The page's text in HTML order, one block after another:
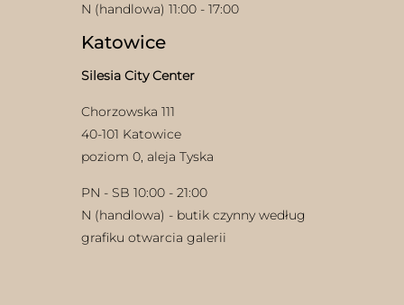
N (handlowa) 11:00 - 17:00
Katowice
Silesia City Center
Chorzowska 111
40-101 Katowice
poziom 0, aleja Tyska
PN - SB 10:00 - 21:00
N (handlowa) - butik czynny według
grafiku otwarcia galerii